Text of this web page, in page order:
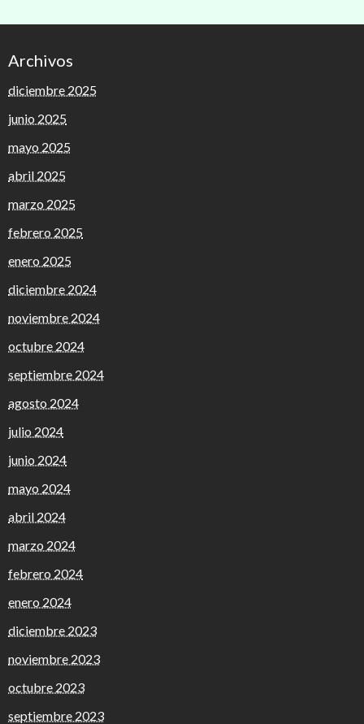
Archivos
diciembre 2025
junio 2025
mayo 2025
abril 2025
marzo 2025
febrero 2025
enero 2025
diciembre 2024
noviembre 2024
octubre 2024
septiembre 2024
agosto 2024
julio 2024
junio 2024
mayo 2024
abril 2024
marzo 2024
febrero 2024
enero 2024
diciembre 2023
noviembre 2023
octubre 2023
septiembre 2023